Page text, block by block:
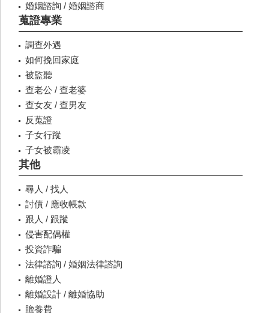
婚姻諮詢 / 婚姻諮商
蒐證專業
調查外遇
如何挽回家庭
被監聽
查老公 / 查老婆
查女友 / 查男友
反蒐證
子女行蹤
子女被霸凌
其他
尋人 / 找人
討債 / 應收帳款
跟人 / 跟蹤
侵害配偶權
投資詐騙
法律諮詢 / 婚姻法律諮詢
離婚證人
離婚設計 / 離婚協助
贍養費